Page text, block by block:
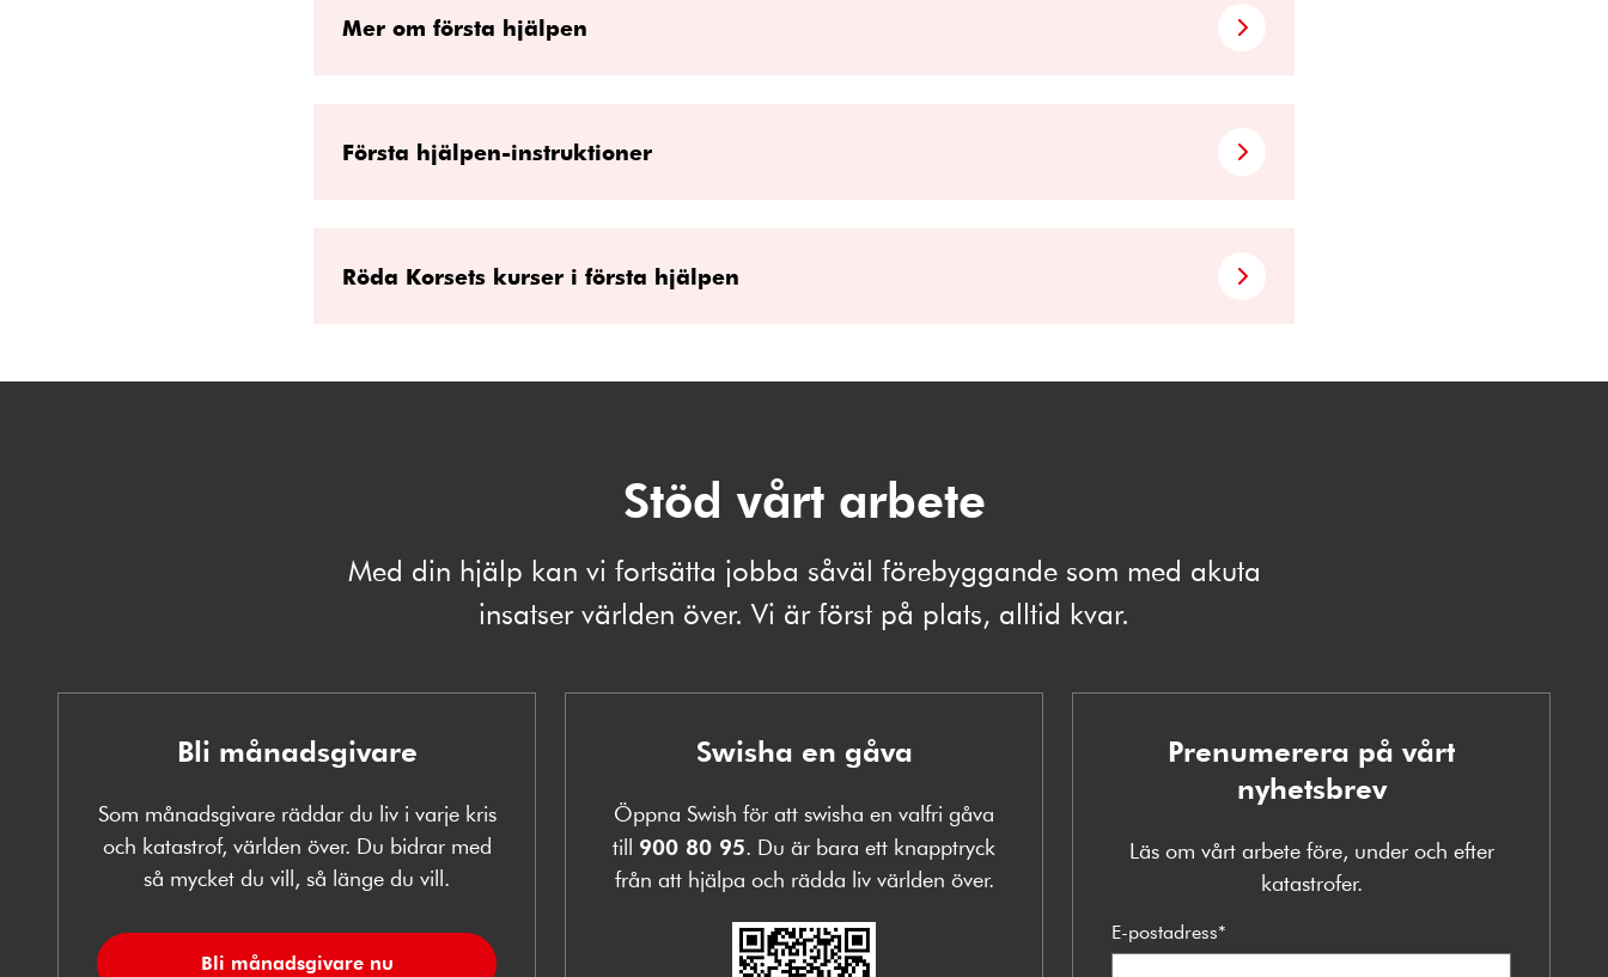
Mer om första hjälpen
Första hjälpen-instruktioner
Röda Korsets kurser i första hjälpen
Stöd vårt arbete
Med din hjälp kan vi fortsätta jobba såväl förebyggande som med akuta
insatser världen över. Vi är först på plats, alltid kvar.
Bli månadsgivare
Som månadsgivare räddar du liv i varje kris
och katastrof, världen över. Du bidrar med
så mycket du vill, så länge du vill.
Bli månadsgivare nu
Swisha en gåva
Öppna Swish för att swisha en valfri gåva
till 900 80 95. Du är bara ett knapptryck
från att hjälpa och rädda liv världen över.
Prenumerera på vårt
nyhetsbrev
Läs om vårt arbete före, under och efter
katastrofer.
E-postadress*